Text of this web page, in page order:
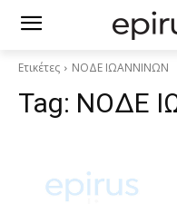
Ετικέτες ΝΟΔΕ ΙΩΑΝΝΙΝΩΝ
Tag: ΝΟΔΕ